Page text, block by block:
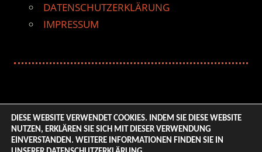
DATENSCHUTZERKLÄRUNG
IMPRESSUM
© 2026 ENTERTAINMENT BASE – Life & Style Magazine.
All Rights Reserved. | Based on
DIESE WEBSITE VERWENDET COOKIES. INDEM SIE DIESE WEBSITE
NUTZEN, ERKLÄREN SIE SICH MIT DIESER VERWENDUNG
EINVERSTANDEN. WEITERE INFORMATIONEN FINDEN SIE IN